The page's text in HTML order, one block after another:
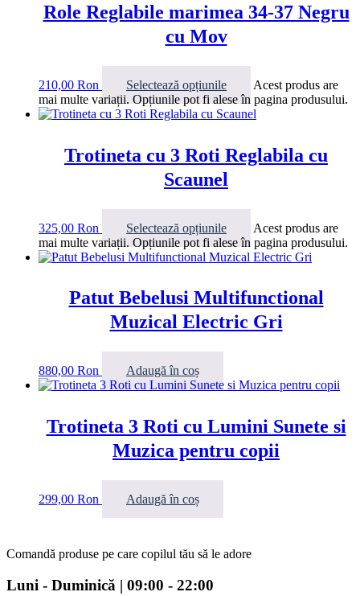
Role Reglabile marimea 34-37 Negru
cu Mov
210,00 Ron Selectează opțiunile
Acest produs are
mai multe variații. Opțiunile pot fi alese în pagina produsului.
Trotineta cu 3 Roti Reglabila cu
Scaunel
325,00 Ron Selectează opțiunile
Acest produs are
mai multe variații. Opțiunile pot fi alese în pagina produsului.
Patut Bebelusi Multifunctional
Muzical Electric Gri
880,00 Ron Adaugă în coș
Trotineta 3 Roti cu Lumini Sunete si
Muzica pentru copii
299,00 Ron Adaugă în coș
Comandă produse pe care copilul tău să le adore
Luni - Duminică | 09:00 - 22:00